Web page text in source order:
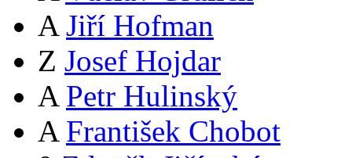
A Jiří Hofman
Z Josef Hojdar
A Petr Hulinský
A František Chobot